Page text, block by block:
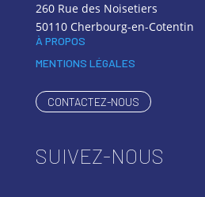
260 Rue des Noisetiers
50110 Cherbourg-en-Cotentin
À PROPOS
MENTIONS LÉGALES
CONTACTEZ-NOUS
SUIVEZ-NOUS